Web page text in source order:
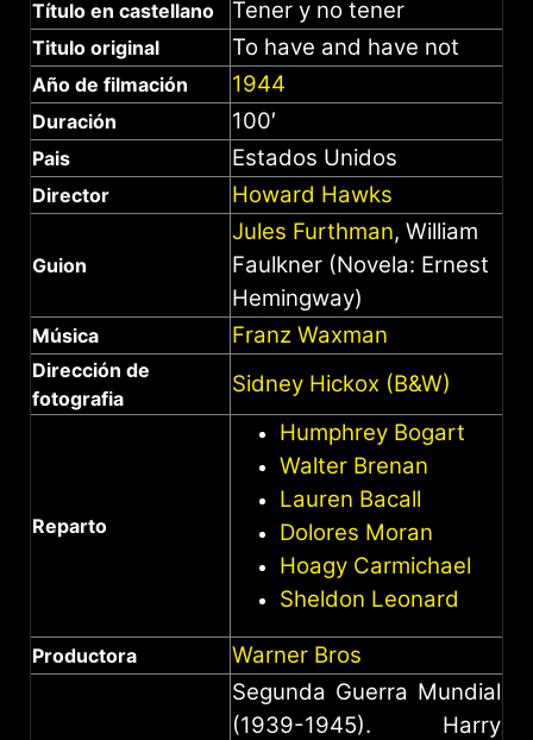
Título en castellano Tener y no tener
Titulo original To have and have not
Año de filmación 1944
Duración 100′
Pais Estados Unidos
Director Howard Hawks
Guion
Jules Furthman, William
Faulkner (Novela: Ernest
Hemingway)
Música Franz Waxman
Dirección de
fotografia
Sidney Hickox (B&W)
Reparto
Humphrey Bogart
Walter Brenan
Lauren Bacall
Dolores Moran
Hoagy Carmichael
Sheldon Leonard
Productora Warner Bros
Segunda Guerra Mundial
(1939-1945). Harry